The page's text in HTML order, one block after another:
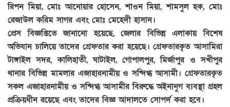
রিপন মিয়া, মোঃ আনোয়ার হোসেন, শাওন মিয়া, শামসুল হক, মোঃ
রেজাউল করিম সাগর এবং মোঃ মেহেদী হাসান।
প্রেস বিজ্ঞপ্তিতে জানানো হয়েছে, জেলার বিভিন্ন এলাকায় বিশেষ
অভিযান চালিয়ে তাদের গ্রেফতার করা হয়েছে। গ্রেফতারকৃত আসামিরা
টাঙ্গাইল সদর, কালিহাতী, ঘাটাইল, গোপালপুর, মির্জাপুর ও সখীপুর
থানার বিভিন্ন মামলার এজাহারনামীয় ও সন্দিগ্ধ আসামী। গ্রেফতারকৃত
সকল এজাহারনামীয় ও সন্দিগ্ধ আসামীর বিরুদ্ধে অইনানুগ ব্যবস্থা গ্রহল
প্রক্রিয়ধীন রয়েছে এবং তাদের বিজ্ঞ আদালতে সোপর্দ করা হবে।